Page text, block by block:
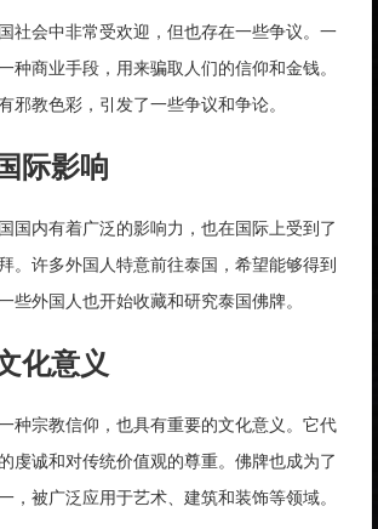
社会中非常受欢迎，但也存在一些争议。一
种商业手段，用来骗取人们的信仰和金钱。
邪教色彩，引发了一些争议和争论。
际影响
国内有着广泛的影响力，也在国际上受到了
。许多外国人特意前往泰国，希望能够得到
些外国人也开始收藏和研究泰国佛牌。
化意义
种宗教信仰，也具有重要的文化意义。它代
虔诚和对传统价值观的尊重。佛牌也成为了
，被广泛应用于艺术、建筑和装饰等领域。